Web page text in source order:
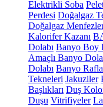
Elektrikli Soba
Perdesi Doğalgaz
Doğalgaz
Kalorifer Kazanı
Dolabı Banyo Boy
Amaçlı Banyo
Dolabı Banyo
Tekneleri Jakuziler
Başlıkları Duş
Duşu Vitrifiyeler